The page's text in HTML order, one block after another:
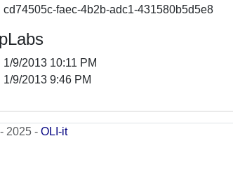
cd74505c-faec-4b2b-adc1-431580b5d5e8
1/9/2013 10:11 PM
1/9/2013 9:46 PM
2025 - OLI-it